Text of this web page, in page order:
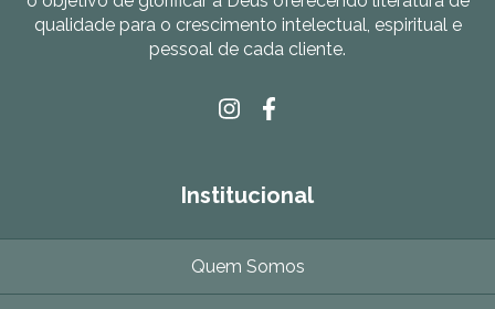
qualidade para o crescimento intelectual, espiritual e
pessoal de cada cliente.
Institucional
Quem Somos